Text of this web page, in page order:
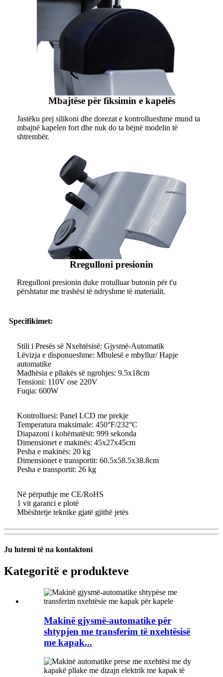
Mbajtëse për fiksimin e kapelës
Jastëku prej silikoni dhe dorezat e kontrollueshme mund ta
mbajnë kapelen fort dhe nuk do ta bëjnë modelin të
shtrembër.
Rregulloni presionin
Rregulloni presionin duke rrotulluar butonin për t'u
përshtatur me trashësi të ndryshme të materialit.
Specifikimet:
Stili i Presës së Nxehtësisë: Gjysmë-Automatik
Lëvizja e disponueshme: Mbulesë e mbyllur/ Hapje
automatike
Madhësia e pllakës së ngrohjes: 9.5x18cm
Tensioni: 110V ose 220V
Fuqia: 600W
Kontrolluesi: Panel LCD me prekje
Temperatura maksimale: 450°F/232°C
Diapazoni i kohëmatësit: 999 sekonda
Dimensionet e makinës: 45x27x45cm
Pesha e makinës: 20 kg
Dimensionet e transportit: 60.5x58.5x38.8cm
Pesha e transportit: 26 kg
Në përputhje me CE/RoHS
1 vit garanci e plotë
Mbështetje teknike gjatë gjithë jetës
Ju lutemi të na kontaktoni
Kategoritë e produkteve
Makinë gjysmë-automatike për
shtypjen me transferim të nxehtësisë
me kapak...